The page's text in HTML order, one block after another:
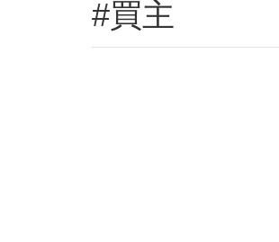
#買主